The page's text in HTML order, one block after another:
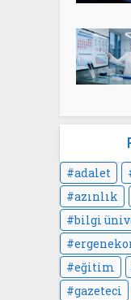
adalet
azınlık
bilgi
eğitim
gazeteci